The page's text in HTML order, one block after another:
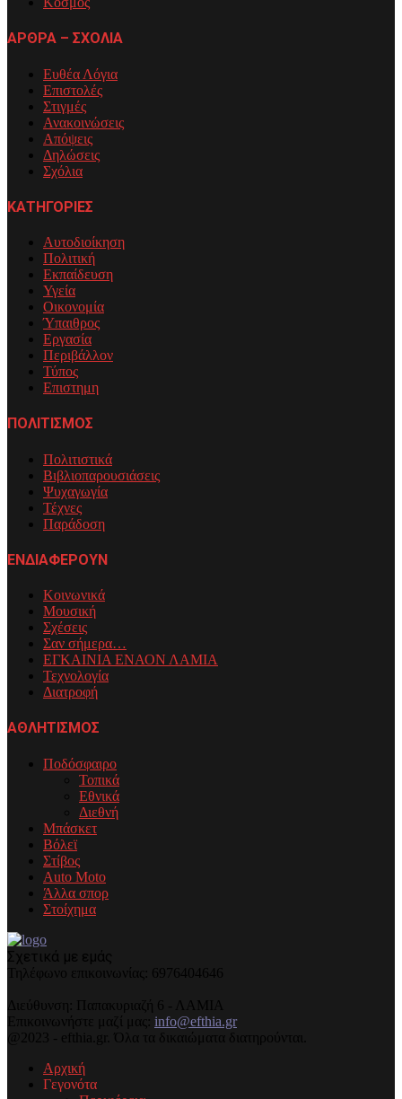
ΑΡΘΡΑ – ΣΧΟΛΙΑ
Ευθέα Λόγια
Επιστολές
Στιγμές
Ανακοινώσεις
Απόψεις
Δηλώσεις
Σχόλια
ΚΑΤΗΓΟΡΙΕΣ
Αυτοδιοίκηση
Πολιτική
Εκπαίδευση
Υγεία
Οικονομία
Ύπαιθρος
Εργασία
Περιβάλλον
Τύπος
Επιστημη
ΠΟΛΙΤΙΣΜΟΣ
Πολιτιστικά
Βιβλιοπαρουσιάσεις
Ψυχαγωγία
Τέχνες
Παράδοση
ΕΝΔΙΑΦΕΡΟΥΝ
Κοινωνικά
Μουσική
Σχέσεις
Σαν σήμερα…
ΕΓΚΑΙΝΙΑ ΕΝΑΟΝ ΛΑΜΙΑ
Τεχνολογία
Διατροφή
ΑΘΛΗΤΙΣΜΟΣ
Ποδόσφαιρο
Τοπικά
Εθνικά
Διεθνή
Μπάσκετ
Βόλεϊ
Στίβος
Auto Moto
Άλλα σπορ
Στοίχημα
Σχετικά με εμάς
Τηλέφωνo επικοινωνίας: 6976404646
Διεύθυνση: Παπακυριαζή 6 - ΛΑΜΙΑ
Επικοινωνήστε μαζί μας: info@efthia.gr
@2023 - efthia.gr. Όλα τα δικαιώματα διατηρούνται.
Αρχική
Γεγονότα